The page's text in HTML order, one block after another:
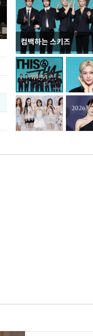
컴백하는 스키즈
지석천 뒤덮은 개구리